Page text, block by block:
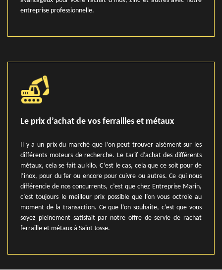
entreprise professionnelle.
Le prix d’achat de vos ferrailles et métaux
Il y a un prix du marché que l’on peut trouver aisément sur les
différents moteurs de recherche. Le tarif d’achat des différents
métaux, cela se fait au kilo. C’est le cas, cela que ce soit pour de
l’inox, pour du fer ou encore pour cuivre ou autres. Ce qui nous
différencie de nos concurrents, c’est que chez Entreprise Marin,
c’est toujours le meilleur prix possible que l’on vous octroie au
moment de la transaction. Ce que l’on souhaite, c’est que vous
soyez pleinement satisfait par notre offre de servie de rachat
ferraille et métaux à Saint Josse.